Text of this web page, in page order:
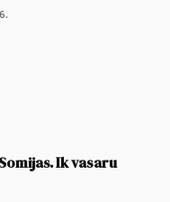
Ik vasaru